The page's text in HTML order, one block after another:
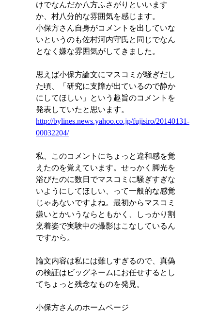
けでなんだか八方ふさがりといいます
か、村八分的な雰囲気を感じます。
小保方さん自身がコメントを出していな
いというのも佐村河内守氏と同じでなん
となく嫌な雰囲気がしてきました。
思えば小保方論文にマスコミが騒ぎだし
た頃、「研究に支障が出ているので静か
にしてほしい」という趣旨のコメントを
発表していたと思います。
http://bylines.news.yahoo.co.jp/fujisiro/20140131-
00032204/
私、このコメントにちょっと違和感を覚
えたのを覚えています。せっかく脚光を
浴びたのに数日でマスコミに騒ぎすぎな
いようにしてほしい、って一般的な感覚
じゃあないですよね。最初からマスコミ
嫌いとかいうならともかく、しっかり割
烹着姿で実験中の撮影はこなしているん
ですから。
論文内容は私には難しすぎるので、真偽
の検証はビッグネームにお任せするとし
てちょっと残念なものを発見。
小保方さんのホームページ